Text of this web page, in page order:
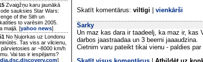
Zvaigžņu karu jaunākā
sauksies Star Wars:
of the Sith un
to varēsim 2005.
maijā. [yahoo news]
No Ņujorkas uz Londonu
Tas viss ar vilcienu,
ar ~8000 km/h
Vai tas ir iespējams?
]
Skatīt komentārus: viltīgi vienkārši
Sarky
Un maz kas dara ir taadeelj, ka maz ir, kas
darbos jaastraadaa un 3 beerni jaaaudzina.
Cietnim varu pateikt tikai vienu - paldies